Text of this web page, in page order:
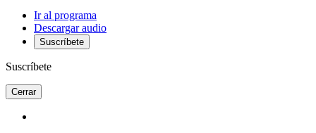
Ir al programa
Descargar audio
Suscríbete
Suscríbete
Cerrar